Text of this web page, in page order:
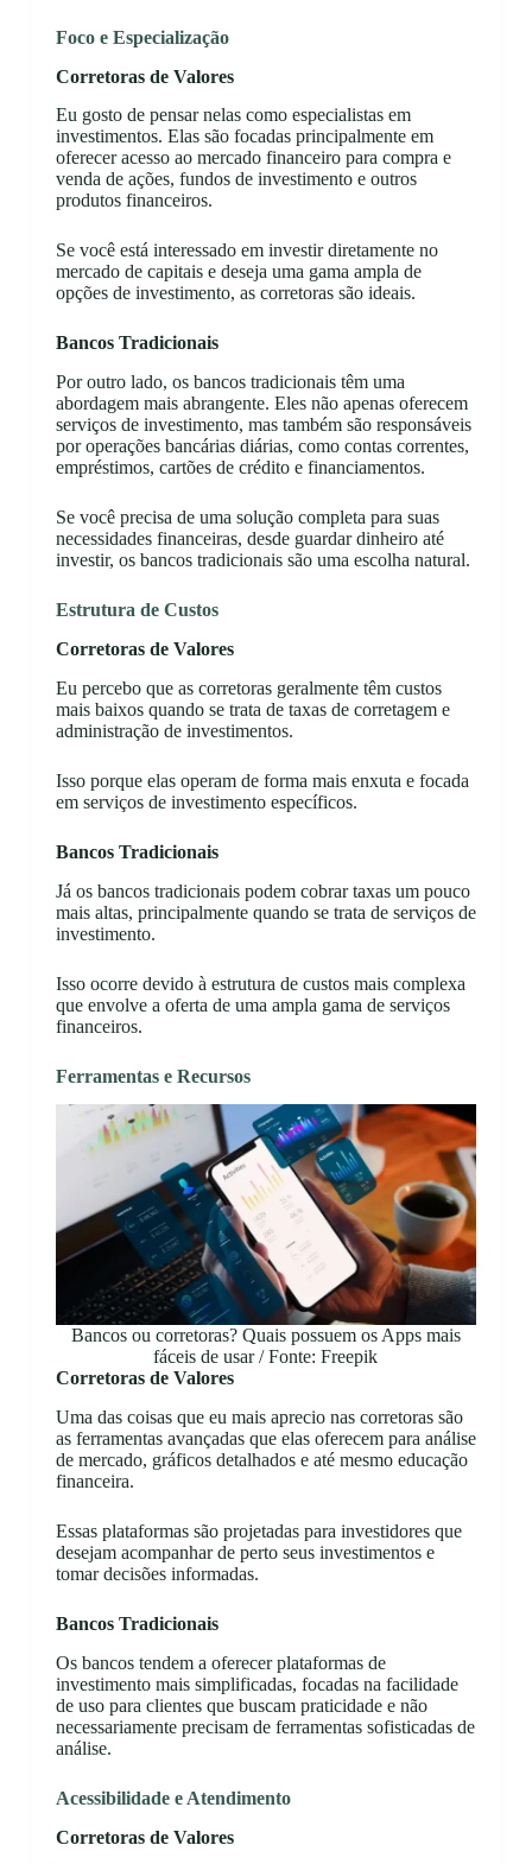
Foco e Especialização
Corretoras de Valores
Eu gosto de pensar nelas como especialistas em
investimentos. Elas são focadas principalmente em
oferecer acesso ao mercado financeiro para compra e
venda de ações, fundos de investimento e outros
produtos financeiros.
Se você está interessado em investir diretamente no
mercado de capitais e deseja uma gama ampla de
opções de investimento, as corretoras são ideais.
Bancos Tradicionais
Por outro lado, os bancos tradicionais têm uma
abordagem mais abrangente. Eles não apenas oferecem
serviços de investimento, mas também são responsáveis
por operações bancárias diárias, como contas correntes,
empréstimos, cartões de crédito e financiamentos.
Se você precisa de uma solução completa para suas
necessidades financeiras, desde guardar dinheiro até
investir, os bancos tradicionais são uma escolha natural.
Estrutura de Custos
Corretoras de Valores
Eu percebo que as corretoras geralmente têm custos
mais baixos quando se trata de taxas de corretagem e
administração de investimentos.
Isso porque elas operam de forma mais enxuta e focada
em serviços de investimento específicos.
Bancos Tradicionais
Já os bancos tradicionais podem cobrar taxas um pouco
mais altas, principalmente quando se trata de serviços de
investimento.
Isso ocorre devido à estrutura de custos mais complexa
que envolve a oferta de uma ampla gama de serviços
financeiros.
Ferramentas e Recursos
Bancos ou corretoras? Quais possuem os Apps mais
fáceis de usar / Fonte: Freepik
Corretoras de Valores
Uma das coisas que eu mais aprecio nas corretoras são
as ferramentas avançadas que elas oferecem para análise
de mercado, gráficos detalhados e até mesmo educação
financeira.
Essas plataformas são projetadas para investidores que
desejam acompanhar de perto seus investimentos e
tomar decisões informadas.
Bancos Tradicionais
Os bancos tendem a oferecer plataformas de
investimento mais simplificadas, focadas na facilidade
de uso para clientes que buscam praticidade e não
necessariamente precisam de ferramentas sofisticadas de
análise.
Acessibilidade e Atendimento
Corretoras de Valores